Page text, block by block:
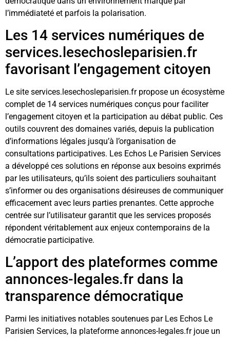
l’immédiateté et parfois la polarisation.
Les 14 services numériques de
services.lesechosleparisien.fr
favorisant l’engagement citoyen
Le site services.lesechosleparisien.fr propose un écosystème
complet de 14 services numériques conçus pour faciliter
l’engagement citoyen et la participation au débat public. Ces
outils couvrent des domaines variés, depuis la publication
d’informations légales jusqu’à l’organisation de
consultations participatives. Les Echos Le Parisien Services
a développé ces solutions en réponse aux besoins exprimés
par les utilisateurs, qu’ils soient des particuliers souhaitant
s’informer ou des organisations désireuses de communiquer
efficacement avec leurs parties prenantes. Cette approche
centrée sur l’utilisateur garantit que les services proposés
répondent véritablement aux enjeux contemporains de la
démocratie participative.
L’apport des plateformes comme
annonces-legales.fr dans la
transparence démocratique
Parmi les initiatives notables soutenues par Les Echos Le
Parisien Services, la plateforme annonces-legales.fr joue un